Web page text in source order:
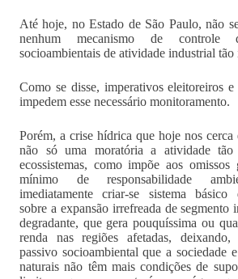
Até hoje, no Estado de São Paulo, não
nenhum mecanismo de controle
socioambientais de atividade industrial tão
Como se disse, imperativos eleitoreiros e
impedem esse necessário monitoramento.
Porém, a crise hídrica que hoje nos cerca
não só uma moratória a atividade tão
ecossistemas, como impõe aos omissos
mínimo de responsabilidade
imediatamente criar-se sistema básico
sobre a expansão irrefreada de segmento
degradante, que gera pouquíssima ou
renda nas regiões afetadas,
passivo socioambiental que a sociedade
naturais não têm mais condições de